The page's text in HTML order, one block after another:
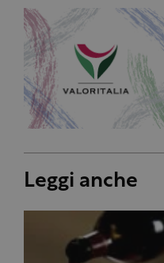
Leggi anche